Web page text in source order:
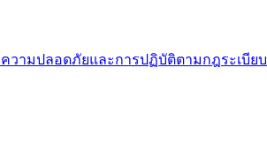
ความปลอดภัยและการปฏิบัติตามกฎระเบียบ​​